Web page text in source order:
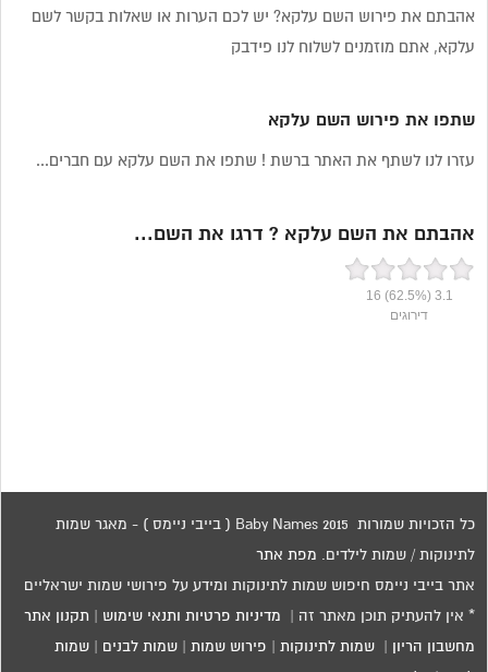
אהבתם את פירוש השם עלקא? יש לכם הערות או שאלות בקשר לשם
עלקא, אתם מוזמנים לשלוח לנו פידבק
שתפו את פירוש השם עלקא
עזרו לנו לשתף את האתר ברשת ! שתפו את השם עלקא עם חברים...
אהבתם את השם עלקא ? דרגו את השם...
3.1
(62.5%)
16
דירוגים
כל הזכויות שמורות 2015 Baby Names ( בייבי ניימס ) - מאגר שמות
לתינוקות / שמות לילדים. מפת אתר
אתר בייבי ניימס חיפוש שמות לתינוקות ומידע על פירושי שמות ישראליים
* אין להעתיק תוכן מאתר זה | מדיניות פרטיות ותנאי שימוש תקנון אתר
מחשבון הריון |שמות לתינוקות פירוש שמות |שמות לבנים |שמות